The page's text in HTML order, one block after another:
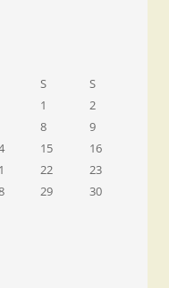
S
S
1
2
8
9
15
16
22
23
29
30